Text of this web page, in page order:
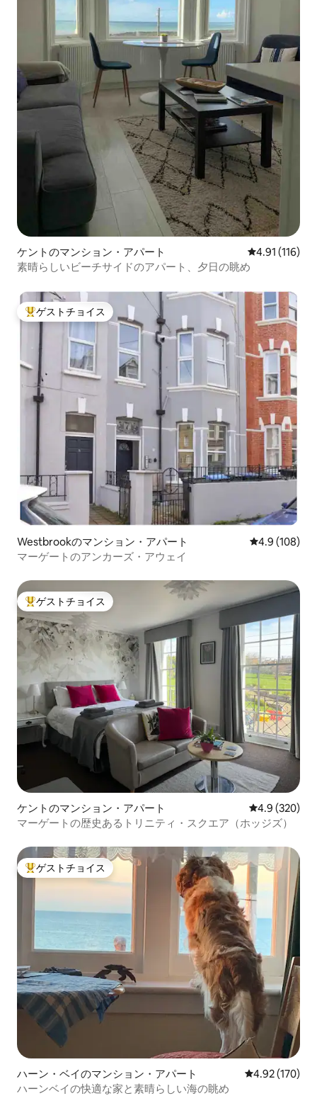
ケントのマンション・アパート レビュー116
4.91 (116)
素晴らしいビーチサイドのアパート、夕日の眺め
大好評のゲストチョイスです。
ゲストチョイス
Westbrookのマンション・アパート レビュー108
4.9 (108)
マーゲートのアンカーズ・アウェイ
大好評のゲストチョイスです。
ゲストチョイス
ケントのマンション・アパート レビュー320
4.9 (320)
マーゲートの歴史あるトリニティ・スクエア（ホッジズ）
大好評のゲストチョイスです。
ゲストチョイス
ハーン・ベイのマンション・アパート レビュー170
4.92 (170)
ハーンベイの快適な家と素晴らしい海の眺め